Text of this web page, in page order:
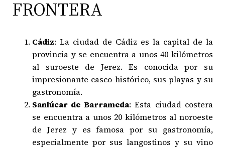
FRONTERA
Cádiz: La ciudad de Cádiz es la capital de la
provincia y se encuentra a unos 40 kilómetros
al suroeste de Jerez. Es conocida por su
impresionante casco histórico, sus playas y su
gastronomía.
Sanlúcar de Barrameda: Esta ciudad costera
se encuentra a unos 20 kilómetros al noroeste
de Jerez y es famosa por su gastronomía,
especialmente por sus langostinos y su vino